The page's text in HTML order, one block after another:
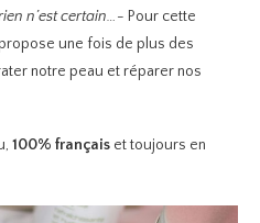
n’est certain…- Pour cette
une fois de plus des
notre peau et réparer nos
100% français et toujours en